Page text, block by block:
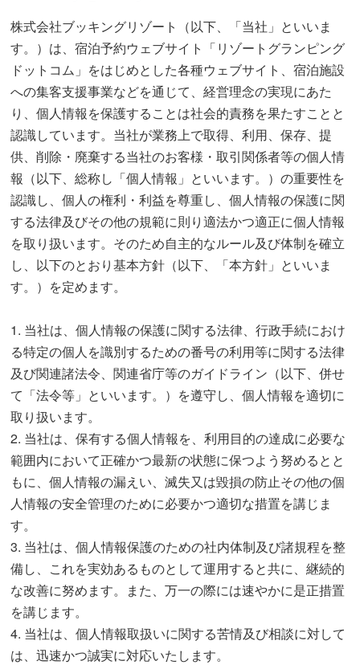
株式会社ブッキングリゾート（以下、「当社」といいま
す。）は、宿泊予約ウェブサイト「リゾートグランピング
ドットコム」をはじめとした各種ウェブサイト、宿泊施設
への集客支援事業などを通じて、経営理念の実現にあた
り、個人情報を保護することは社会的責務を果たすことと
認識しています。当社が業務上で取得、利用、保存、提
供、削除・廃棄する当社のお客様・取引関係者等の個人情
報（以下、総称し「個人情報」といいます。）の重要性を
認識し、個人の権利・利益を尊重し、個人情報の保護に関
する法律及びその他の規範に則り適法かつ適正に個人情報
を取り扱います。そのため自主的なルール及び体制を確立
し、以下のとおり基本方針（以下、「本方針」といいま
す。）を定めます。
1. 当社は、個人情報の保護に関する法律、行政手続におけ
る特定の個人を識別するための番号の利用等に関する法律
及び関連諸法令、関連省庁等のガイドライン（以下、併せ
て「法令等」といいます。）を遵守し、個人情報を適切に
取り扱います。
2. 当社は、保有する個人情報を、利用目的の達成に必要な
範囲内において正確かつ最新の状態に保つよう努めるとと
もに、個人情報の漏えい、滅失又は毀損の防止その他の個
人情報の安全管理のために必要かつ適切な措置を講じま
す。
3. 当社は、個人情報保護のための社内体制及び諸規程を整
備し、これを実効あるものとして運用すると共に、継続的
な改善に努めます。また、万一の際には速やかに是正措置
を講じます。
4. 当社は、個人情報取扱いに関する苦情及び相談に対して
は、迅速かつ誠実に対応いたします。